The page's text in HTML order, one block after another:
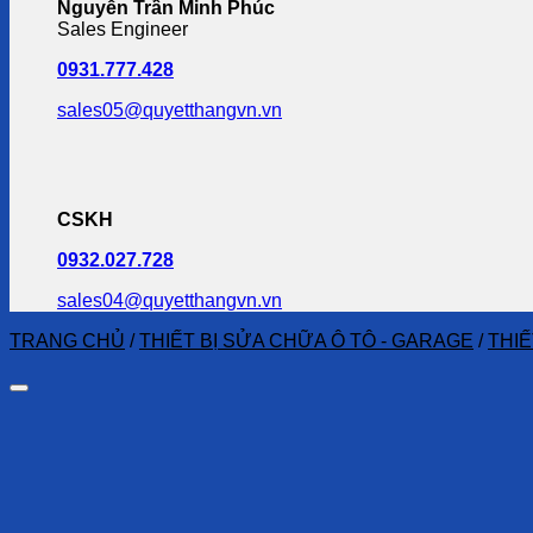
Nguyễn Trần Minh Phúc
Sales Engineer
0931.777.428
sales05@quyetthangvn.vn
CSKH
0932.027.728
sales04@quyetthangvn.vn
TRANG CHỦ / THIẾT BỊ SỬA CHỮA Ô TÔ - GARAGE /